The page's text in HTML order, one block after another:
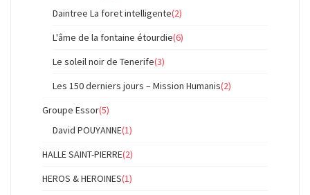
Daintree La foret intelligente(2)
L'âme de la fontaine étourdie(6)
Le soleil noir de Tenerife(3)
Les 150 derniers jours – Mission Humanis(2)
Groupe Essor(5)
David POUYANNE(1)
HALLE SAINT-PIERRE(2)
HEROS & HEROINES(1)